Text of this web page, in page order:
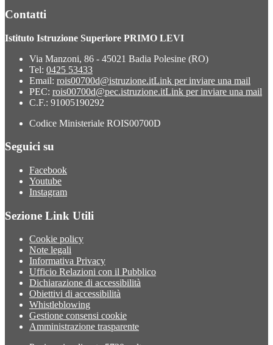
Contatti
Istituto Istruzione Superiore PRIMO LEVI
Via Manzoni, 86 - 45021 Badia Polesine (RO)
Tel: 0425 53433
Email: rois00700d@istruzione.itLink per inviare una mail
PEC: rois00700d@pec.istruzione.itLink per inviare una mail
C.F.: 91005190292
Codice Ministeriale ROIS00700D
Seguici su
Facebook
Youtube
Instagram
Sezione Link Utili
Cookie policy
Note legali
Informativa Privacy
Ufficio Relazioni con il Pubblico
Dichiarazione di accessibilità
Obiettivi di accessibilità
Whistleblowing
Gestione consensi cookie
Amministrazione trasparente